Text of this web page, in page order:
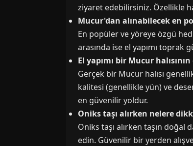
ziyaret edebilirsiniz. Özellikle
Mucur'dan alınabilecek en
En popüler ve yöreye özgü
arasında ise el yapımı toprak
El yapımı bir Mucur
Gerçek bir Mucur halısı
kalitesi (genellikle yün) ve
en güvenilir yoldur.
Oniks taşı alırken nelere
Oniks taşı alırken taşın doğal
edin. Güvenilir bir yerden